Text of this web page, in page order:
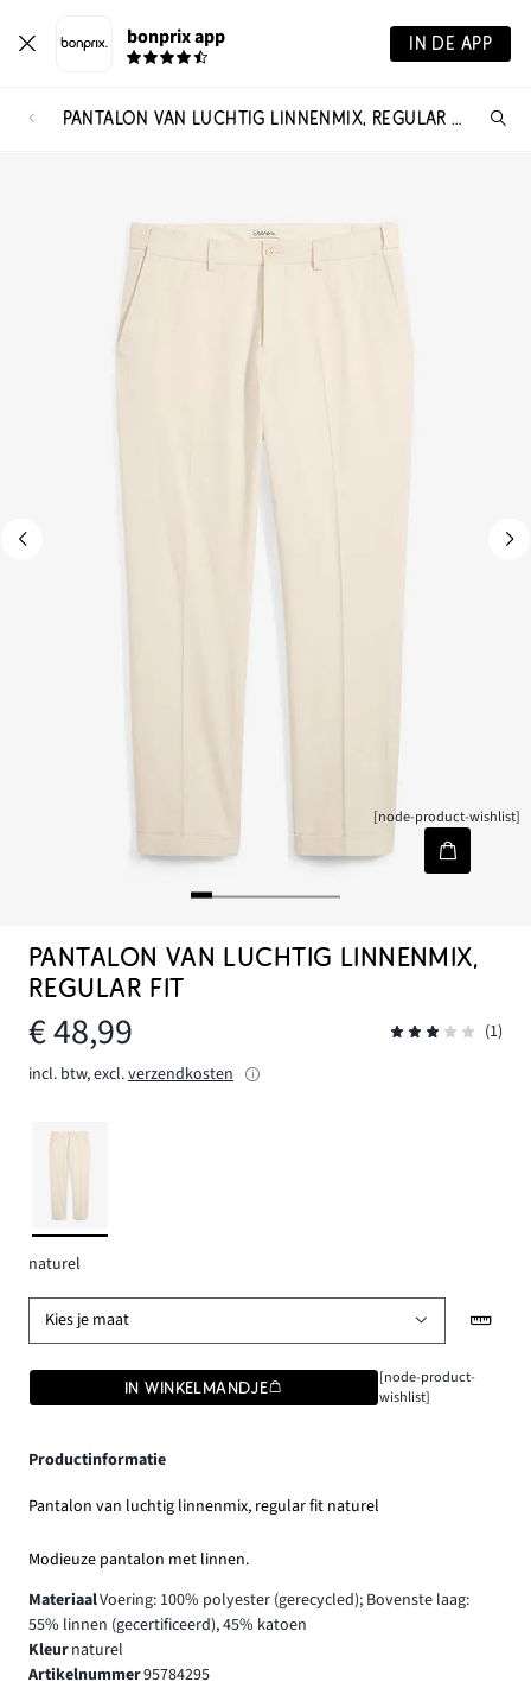
bonprix app IN DE APP
PANTALON VAN LUCHTIG LINNENMIX, REGULAR FIT
[node-product-wishlist]
PANTALON VAN LUCHTIG LINNENMIX,
REGULAR FIT
€ 48,99
(1)
incl. btw, excl.verzendkosten
naturel
Kies je maat
IN WINKELMANDJE
[node-product-
wishlist]
Productinformatie
Pantalon van luchtig linnenmix, regular fit naturel
Modieuze pantalon met linnen.
MateriaalVoering: 100% polyester (gerecycled); Bovenste laag:
55% linnen (gecertificeerd), 45% katoen
Kleurnaturel
Artikelnummer95784295